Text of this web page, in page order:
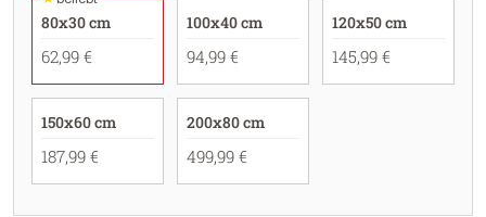
80x30 cm
62,99 €
100x40 cm
94,99 €
120x50 cm
145,99 €
150x60 cm
187,99 €
200x80 cm
499,99 €